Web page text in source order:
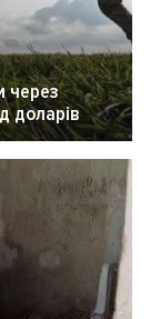
через
доларів